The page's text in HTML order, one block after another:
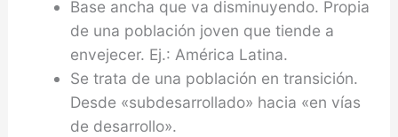
Base ancha que va disminuyendo. Propia
de una población joven que tiende a
envejecer. Ej.: América Latina.
Se trata de una población en transición.
Desde «subdesarrollado» hacia «en vías
de desarrollo».